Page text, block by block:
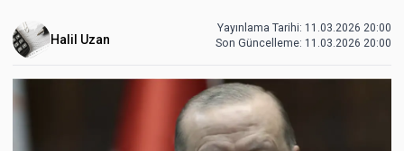
Halil Uzan
Yayınlama Tarihi: 11.03.2026 20:00
Son Güncelleme: 11.03.2026 20:00